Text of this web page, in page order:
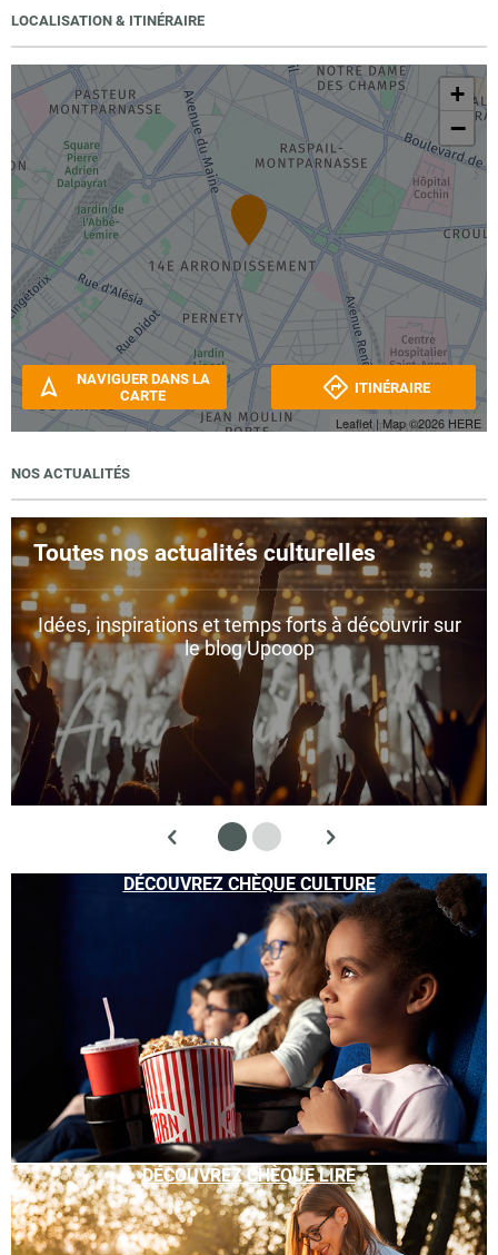
LOCALISATION & ITINÉRAIRE
+
−
Leaflet | Map ©2026 HERE
NAVIGUER DANS LA
CARTE
ITINÉRAIRE
NOS ACTUALITÉS
Toutes nos actualités culturelles
Idées, inspirations et temps forts à découvrir sur
le blog Upcoop
DÉCOUVREZ CHÈQUE CULTURE
DÉCOUVREZ CHÈQUE LIRE